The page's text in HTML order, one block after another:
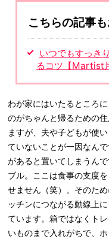
こちらの記事
いつでもすっき
るコツ【Martist
わが家にはいたるところ
のがちゃんと帰るための
ますが、夫や子どもが使
ていないことが一因なん
があると置いてしまうん
ブル。ここは食事の支度
せません（笑）。そのた
ッチンにつながる動線上
ています。箱ではなくト
いものまで入れがちで、